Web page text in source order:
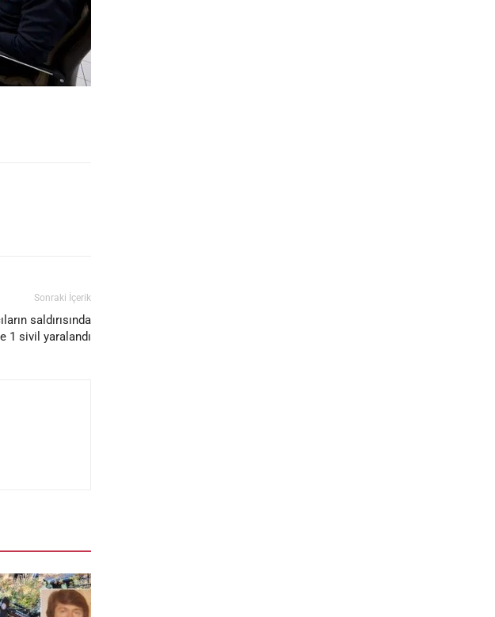
Sonraki İçerik
saldırısında
1 sivil yaralandı